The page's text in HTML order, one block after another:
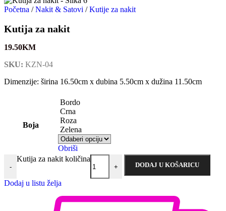
Početna / Nakit & Satovi / Kutije za nakit
Kutija za nakit
19.50KM
SKU: KZN-04
Dimenzije: širina 16.50cm x dubina 5.50cm x dužina 11.50cm
Boja
Bordo
Crna
Roza
Zelena
Obriši
-
Kutija za nakit količina
+ DODAJ U KOŠARICU
Dodaj u listu želja